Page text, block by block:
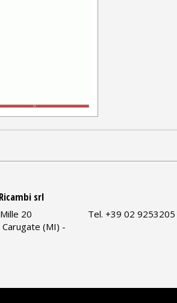
srl
20
(MI) -
Tel. +39 02 9253205